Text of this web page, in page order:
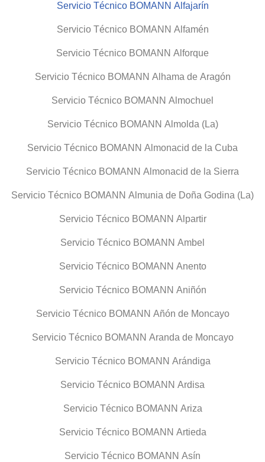
Servicio Técnico BOMANN Alfajarín
Servicio Técnico BOMANN Alfamén
Servicio Técnico BOMANN Alforque
Servicio Técnico BOMANN Alhama de Aragón
Servicio Técnico BOMANN Almochuel
Servicio Técnico BOMANN Almolda (La)
Servicio Técnico BOMANN Almonacid de la Cuba
Servicio Técnico BOMANN Almonacid de la Sierra
Servicio Técnico BOMANN Almunia de Doña Godina (La)
Servicio Técnico BOMANN Alpartir
Servicio Técnico BOMANN Ambel
Servicio Técnico BOMANN Anento
Servicio Técnico BOMANN Aniñón
Servicio Técnico BOMANN Añón de Moncayo
Servicio Técnico BOMANN Aranda de Moncayo
Servicio Técnico BOMANN Arándiga
Servicio Técnico BOMANN Ardisa
Servicio Técnico BOMANN Ariza
Servicio Técnico BOMANN Artieda
Servicio Técnico BOMANN Asín